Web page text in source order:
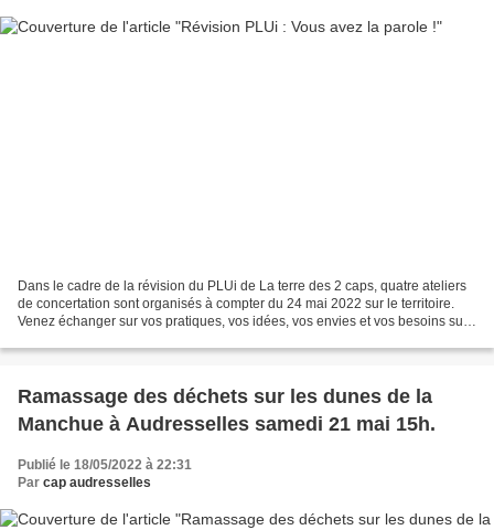
Dans le cadre de la révision du PLUi de La terre des 2 caps, quatre ateliers
de concertation sont organisés à compter du 24 mai 2022 sur le territoire.
Venez échanger sur vos pratiques, vos idées, vos envies et vos besoins sur
Ramassage des déchets sur les dunes de la
Manchue à Audresselles samedi 21 mai 15h.
Publié le 18/05/2022 à 22:31
Par cap audresselles